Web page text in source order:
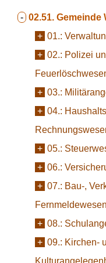
- 02.51. Gemeinde
+ 01.:
+ 02.: Polizei
+ 03.:
+ 04.:
+ 05.:
+ 06.:
+ 07.: Bau-,
Fernmeldewesen
+ 08.:
+ 09.: Kirchen-